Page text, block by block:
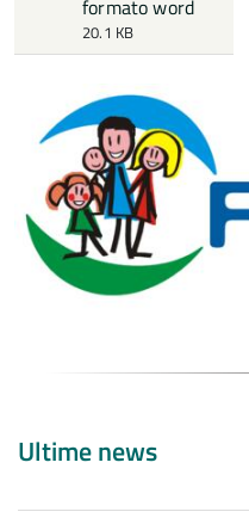
formato word
20.1 KB
Ultime news